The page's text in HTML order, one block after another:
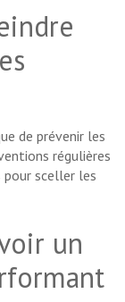
de prévenir les
régulières
sceller les
un